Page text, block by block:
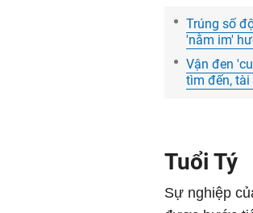
Trúng số
'nằm im'
Vận đen
tìm đến, tài
Tuổi Tý
Sự nghiệp